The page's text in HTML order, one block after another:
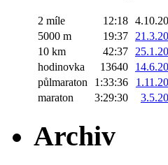
2 míle 12:18
5000 m
19:37
10 km
42:37
hodinovka
13640
půlmaraton
1:33:36
maraton
3:29:30
Archiv